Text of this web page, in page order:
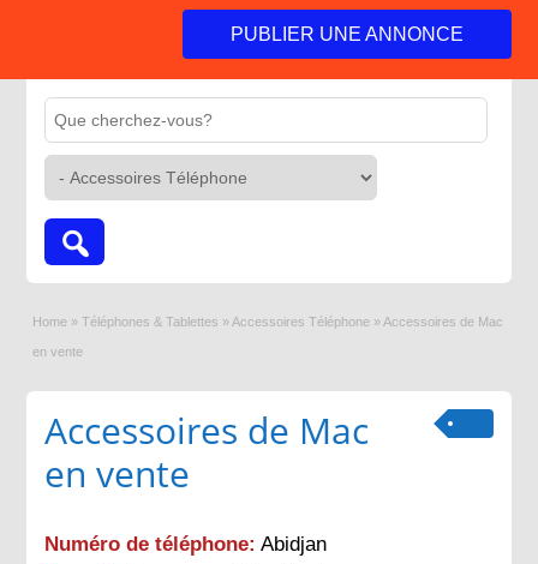
PUBLIER UNE ANNONCE
Home » Téléphones & Tablettes » Accessoires Téléphone » Accessoires de Mac
en vente
Accessoires de Mac
en vente
Numéro de téléphone: Abidjan